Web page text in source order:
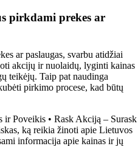
pirkdami prekes ar
ar paslaugas, svarbu atidžiai
akcijų ir nuolaidų, lyginti kainas
teikėjų. Taip pat naudinga
pirkimo procese, kad būtų
ir Poveikis • Rask Akciją – Surask
ką reikia žinoti apie Lietuvos
informacija apie kainas ir jų